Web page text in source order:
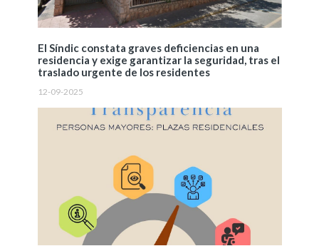
El Síndic constata graves deficiencias en una
residencia y exige garantizar la seguridad, tras el
traslado urgente de los residentes
12-09-2025